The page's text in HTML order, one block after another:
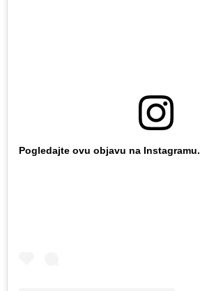
Pogledajte ovu objavu na Instagramu.